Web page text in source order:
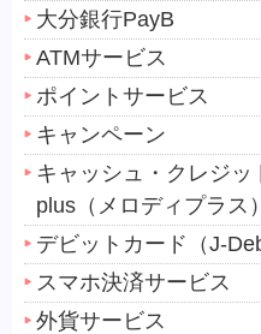
大分銀行PayB
ATMサービス
ポイントサービス
キャンペーン
キャッシュ・クレジ
plus（メロディプラス）
デビットカード（J-
スマホ決済サービス
外貨サービス